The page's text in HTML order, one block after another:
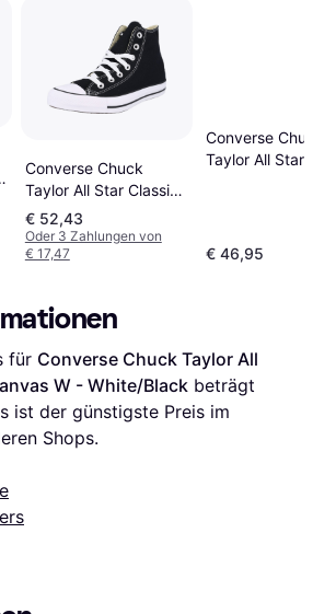
Converse Chuck
Taylor All Star Classic
Hi Wide Fit -
Blau/Rot/Schwarz/Weiß
€ 52,43
Oder 3 Zahlungen von
€ 17,47
Converse
Taylor All Star
€ 46,95
für Converse Chuck Taylor All
W - White/Black beträgt
ist der günstigste Preis im
Shops.